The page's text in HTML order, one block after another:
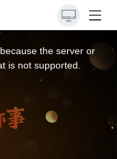
the server or
is not supported.